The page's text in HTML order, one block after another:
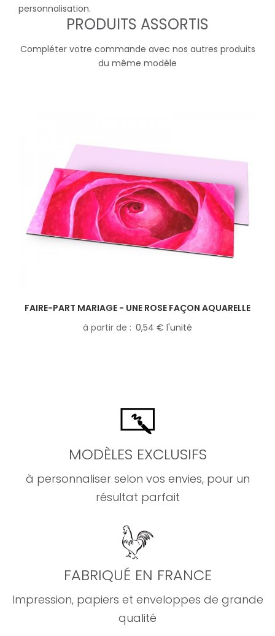
personnalisation.
PRODUITS ASSORTIS
Compléter votre commande avec nos autres produits
du même modèle
FAIRE-PART MARIAGE - UNE ROSE FAÇON AQUARELLE
à partir de
0,54 € l'unité
MODÈLES EXCLUSIFS
à personnaliser selon vos envies, pour un
résultat parfait
FABRIQUÉ EN FRANCE
Impression, papiers et enveloppes de grande
qualité